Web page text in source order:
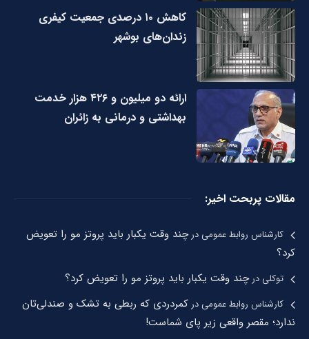
کاهش ۱۰ درصدی جمعیت کیفری
زندان‌های بوشهر
ارائه دو میلیون و ۴۲۶ هزار خدمت
بهداشتی و درمانی به زائران
مقالات پربحت اخیر:
کارشناس روابط عمومیدرچند وقت یکبار باید پروتز مو را تعویض
کرد؟
توکلیدرچند وقت یکبار باید پروتز مو را تعویض کرد؟
کارشناس روابط عمومیدرکمردردی که ربطی به تشک و صندلی‌تان
ندارد؛ مقصر واقعی زیر پای شماست!